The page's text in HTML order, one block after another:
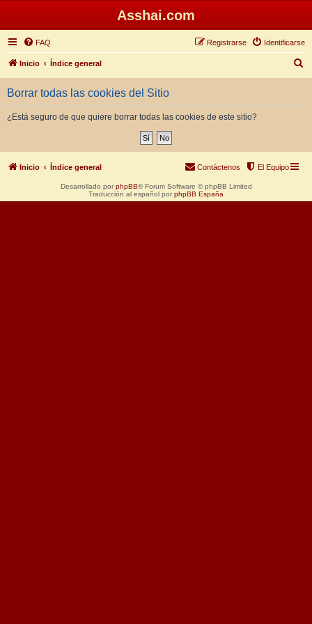
Asshai.com
FAQ Identificarse
Registrarse
Inicio Índice general
u
Borrar todas las cookies del Sitio
¿Está seguro de que quiere borrar todas las cookies de este sitio?
Inicio Índice general El Equipo
Contáctenos
Desarrollado por phpBB® Forum Software © phpBB Limited
Traducción al español por phpBB España